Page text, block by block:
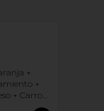
+
+
+ Carrot